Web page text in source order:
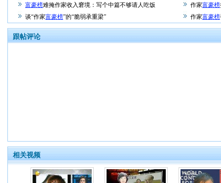
富豪榜难掩作家收入窘境：写个中篇不够请人吃饭 作家富豪榜
谈“作家富豪榜”的“脆弱承重梁” 作家富豪榜
跟帖评论
相关视频